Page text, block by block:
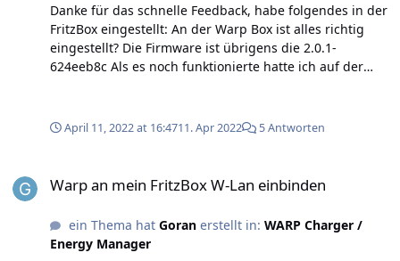
Danke für das schnelle Feedback, habe folgendes in der
FritzBox eingestellt: An der Warp Box ist alles richtig
eingestellt? Die Firmware ist übrigens die 2.0.1-
624eeb8c Als es noch funktionierte hatte ich auf der
ich muss Access Point aus "aktiv" setzen?
April 11, 2022 at 16:4711. Apr 2022 5 Antworten
Warp an mein FritzBox W-Lan einbinden
ein Thema hat Goranerstellt in: WARP Charger /
Energy Manager